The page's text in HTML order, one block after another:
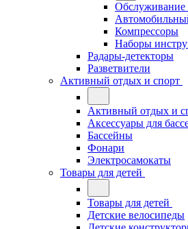
Обслуживание
Компрессоры
Наборы
Радары-детекторы
Разветвители
Активный отдых и спорт
Активный отдых и
Аксессуары для
Бассейны
Фонари
Электросамокаты
Товары для детей
Товары для детей
Детские велосипеды